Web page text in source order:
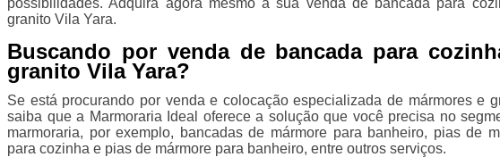
granito Vila Yara.
Buscando por venda de bancada para
granito Vila Yara?
Se está procurando por venda e colocação especializada de mármores e
saiba que a Marmoraria Ideal oferece a solução que você precisa no
marmoraria, por exemplo, bancadas de mármore para banheiro, pias de
para cozinha e pias de mármore para banheiro, entre outros serviços.